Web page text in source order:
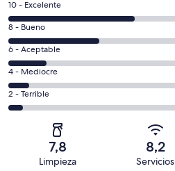
Evaluación:
10
-
Excelente.
229
de
530
opiniones
10 - Excelente
Evaluación:
8
-
Bueno.
164
de
530
opiniones
8 - Bueno
Evaluación:
6
-
Aceptable.
71
opiniones
6 - Aceptable
Evaluación:
4
-
4 - Mediocre
Evaluación:
2
2 - Terrible
7,8
Limpieza
8,2
Servicios